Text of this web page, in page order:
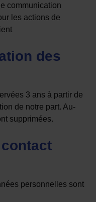
communication
les actions de
des
3 ans à partir de
de notre part. Au-
supprimées.
personnelles sont